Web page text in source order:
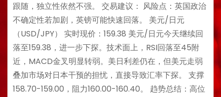
跟随，独立性依然不强。 交易建议： 风险点：英国政治
不确定性若加剧，英镑可能快速回落。 美元/日元
（USD/JPY） 实时现价：159.38 美元/日元今天继续回
落至159.38，进一步下探。技术面上，RSI回落至45附
近，MACD金叉明显转弱。美日利差仍在，但美元走弱
叠加市场对日本干预的担忧，直接导致汇率下探。 支撑
158.70-159.00，阻力160.00-160.40。 趋势总结：高位